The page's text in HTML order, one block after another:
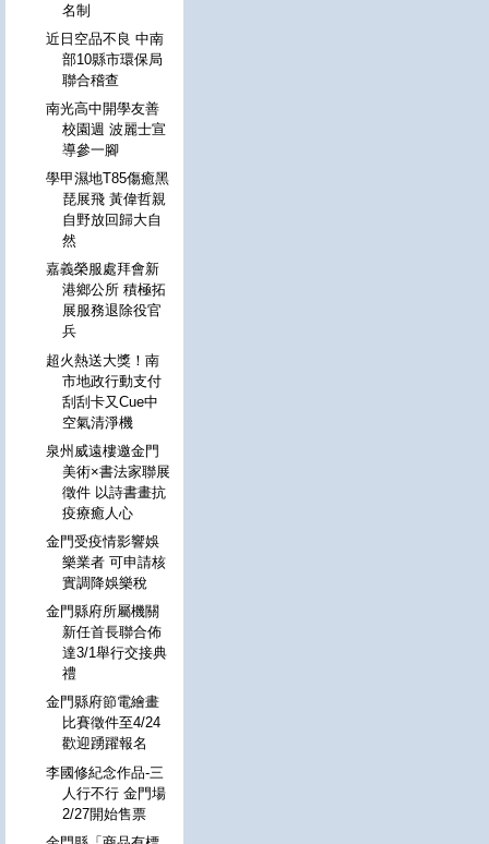
名制
近日空品不良 中南
部10縣市環保局
聯合稽查
南光高中開學友善
校園週 波麗士宣
導參一腳
學甲濕地T85傷癒黑
琵展飛 黃偉哲親
自野放回歸大自
然
嘉義榮服處拜會新
港鄉公所 積極拓
展服務退除役官
兵
超火熱送大獎！南
市地政行動支付
刮刮卡又Cue中
空氣清淨機
泉州威遠樓邀金門
美術×書法家聯展
徵件 以詩書畫抗
疫療癒人心
金門受疫情影響娛
樂業者 可申請核
實調降娛樂稅
金門縣府所屬機關
新任首長聯合佈
達3/1舉行交接典
禮
金門縣府節電繪畫
比賽徵件至4/24
歡迎踴躍報名
李國修紀念作品-三
人行不行 金門場
2/27開始售票